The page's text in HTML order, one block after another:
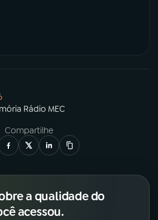
Rádio MEC
Compartilhe
a qualidade do
acessou.